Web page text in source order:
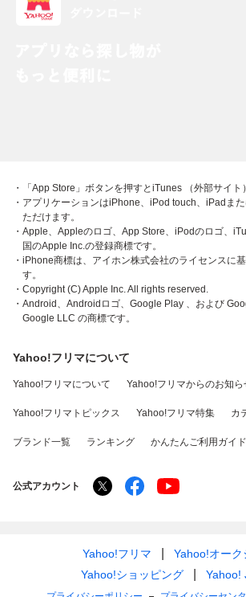
・「App Store」ボタンを押すとiTunes （外部サイト
・アプリケーションはiPhone、iPod touch、iPadま
ただけます。
・Apple、Appleのロゴ、App Store、iPodのロゴ、
国のApple Inc.の登録商標です。
・iPhone商標は、アイホン株式会社のライセンスに
す。
・Copyright (C) Apple Inc. All rights reserved.
・Android、Androidロゴ、Google Play 、および
Google LLC の商標です。
Yahoo!フリマについて
Yahoo!フリマについて Yahoo!フリマからのお知ら
Yahoo!フリマトピックス Yahoo!フリマ特集 カ
ブランド一覧 ランキング かんたんご利用ガイド
公式アカウント
Yahoo!フリマ
Yahoo!オーク
Yahoo!ショッピング
Yahoo!